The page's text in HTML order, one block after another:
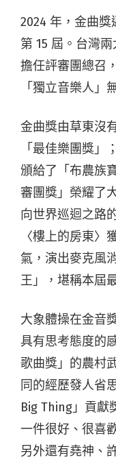
2024 年，金曲獎
第 15 屆。台灣
擔任評審團總召
「獨立音樂人」
金曲獎由草東沒
「最佳樂團獎」
頒給了「布農族
審團獎」榮耀了
向世界巡迴之路
〈樓上的房東〉
氣，演出麥克風
王」，堪稱本屆
大象體操在金音
具有思考態度的
歌曲獎」的農村
同的經歷發人省
Big Thing」貢獻
一件很好、很喜
另外還有堯神、